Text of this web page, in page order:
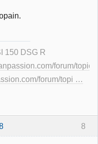
150 DSG R
forum/
forum/topi …
8